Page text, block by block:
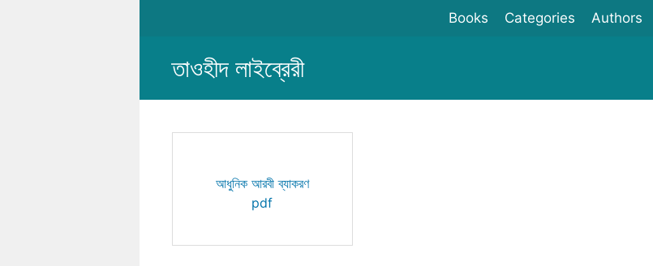
Books Categories Authors
তাওহীদ লাইব্রেরী
আধুনিক আরবী ব্যাকরণ
pdf